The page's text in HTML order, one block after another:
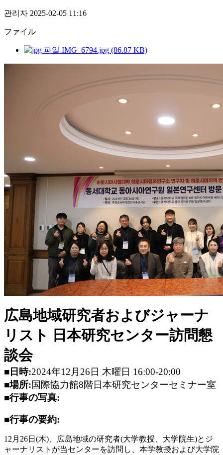
관리자 2025-02-05 11:16
ファイル
IMG_6794.jpg (86.87 KB)
広島地域研究者およびジャーナ
リスト 日本研究センター訪問懇
談会
■日時:2024年12月26日 木曜日 16:00-20:00
■場所:国際協力館8階日本研究センターセミナー室
■行事の写真:
■行事の要約:
12月26日(木)、広島地域の研究者(大学教授、大学院生)とジ
ャーナリストが当センターを訪問し、本学教授および大学院